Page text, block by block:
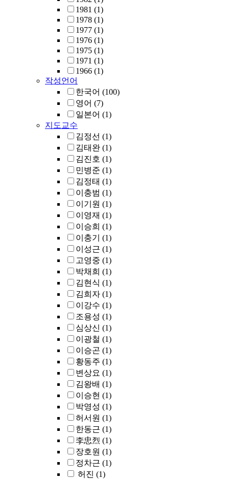
1981 (1)
1978 (1)
1977 (1)
1976 (1)
1975 (1)
1971 (1)
1966 (1)
작성언어
한국어 (100)
영어 (7)
일본어 (1)
지도교수
김정선 (1)
김태완 (1)
김진호 (1)
민병준 (1)
김정태 (1)
이충범 (1)
이기원 (1)
이영재 (1)
이승희 (1)
이충기
(1)
이성근 (1)
고영중 (1)
박채희 (1)
김현식 (1)
김희자 (1)
이강수 (1)
조용성 (1)
심상신 (1)
이광철 (1)
이승곤 (1)
황동주 (1)
변상요 (1)
김왕배 (1)
이승현 (1)
박영성 (1)
허서원 (1)
한동근 (1)
李忠烈 (1)
장호원 (1)
정차근 (1)
허진 (1)